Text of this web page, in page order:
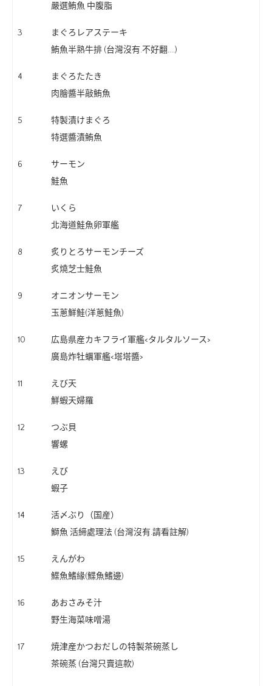
嚴選鮪魚 中腹脂
3
まぐろレアステーキ
鮪魚半熟牛排 (台灣沒有.不好翻....)
4
まぐろたたき
肉膾醬半敲鮪魚
5
特製漬けまぐろ
特選醬漬鮪魚
6
サーモン
鮭魚
7
いくら
北海道鮭魚卵軍艦
8
炙りとろサーモンチーズ
炙燒芝士鮭魚
9
オニオンサーモン
玉蔥鮮鮭(洋蔥鮭魚)
10
広島県産カキフライ軍艦<タルタルソース>
廣島炸牡蠣軍艦<塔塔醬>
11
えび天
鮮蝦天婦羅
12
つぶ貝
響螺
13
えび
蝦子
14
活〆ぶり（国産）
鰤魚 活締處理法 (台灣沒有.請看註解)
15
えんがわ
鰈魚鰭緣(鰈魚鰭邊)
16
あおさみそ汁
野生海菜味噌湯
17
焼津産かつおだしの特製茶碗蒸し
茶碗蒸 (台灣只賣這款)